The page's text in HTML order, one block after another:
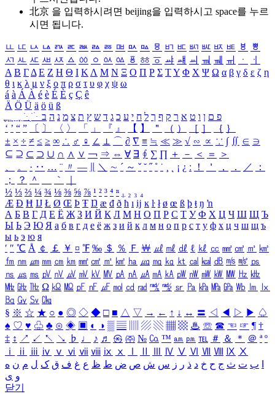
北京 을 입력하시려면 beijing을 입력하시고 space를 누르
시면 됩니다.
ㅥ ㅦ ㅧ ㅨ ㅩ ㅪ ㅫ ㅬ ㅭ ㅮ ㅯ ㅰ ㅱ ㅲ ㅳ ㅴ ㅵ ㅶ ㅷ ㅸ
ㅹ
ㅺ ㅻ ㅼ ㅽ ㅾ ㅿ ㆀ ㆁ ㆂ ㆃ ㆄ ㆅ ㆆ ㆇ ㆈ ㆉ ㆊ ㆋ ㆌ ㆍ
ㆎ
Α Β ΓΔ Ε Ζ Η Θ Ι ΚΛ Μ Ν Ξ Ο Π Ρ Σ ΤΥ Φ Χ Ψ Ω α β γ δ ε ζ η
θ ι κ λ μ ν ξ ο π ρ σ τ υ φ χ ψ ω
á à Á À é è É È ç Ç ê
Ä Ö Ü ä ö ü ß
ִֶֹ ֻּ ׁׂ פ ם ן ו ט א ר ק ף ך ל ח י ע כ ג ד ש ץ ת צ מ נ ה ב
‘ ’ “ ” 〔 〕 〈 〉 「 」 『 』 【 】 ＂ （ ） ［ ］ ｛ ｝
± × ÷ ≠ ≤ ≥ ∞ ∴ ♂ ♀ ∠ ⊥ ⌒ ∂ ∇ ≡ ≒ ≪ ≫ √ ∽ ∝ ∵ ∫ ∬ ∈ ∋
⊆ ⊇ ⊂ ⊃ ∪ ∩ ∧ ∨ ￢ ⇒ ⇔ ∀ ∃ ∮ ∑ ∏ ＋ － ＜ ＝
＞
、
。 · ‥ … ¨ 〃 ― ＼ ∼ ´ ～ ˇ ˘ ˝ ˚ ˙ ¸ ¡ ¿ ː ！ ＇ ， ． ／
：
；
？ ＾ ｀
½ ⅓ ⅔ ¼ ¾ ⅛ ⅜ ⅝ ⅞ ¹ ² ³ ⁴ ⁿ ₁ ₂ ₃ ₄
Æ Ð Ħ Ĳ Ł Ø Œ Þ Ŧ Ŋ æ đ ð ħ ı ĳ ĸ ŀ ł ø œ ß þ ŧ ŋ ŉ
А Б В Г Д Е Ё Ж З И Й К Л М Н О П Р С Т У Ф Х Ц Ч Ш Щ Ъ
Ы Ь Э Ю Я а б в г д е ё ж з и й к л м н о п р с т у ф х ц ч ш щ ъ
ы ь э ю я
′ ″ ℃ Å ￠ ￡ ￥ ¤ ℉ ‰ ＄ ％ Ｆ ￦ ㎕ ㎖ ㎗ ℓ ㎘ ㏄ ㎣ ㎤ ㎥ ㎦
㎙ ㎚ ㎛ ㎜ ㎝ ㎞ ㎟ ㎠ ㎡ ㎢ ㏊ ㎍ ㎎ ㎏ ㏏ ㎈ ㎉ ㏈ ㎧ ㎨ ㎰
㎱ ㎲ ㎳ ㎴ ㎵ ㎶ ㎷ ㎸ ㎹ ㎀ ㎁ ㎂ ㎃ ㎄ ㎺ ㎻ ㎽ ㎾ ㎿ ㎐ ㎑
㎒ ㎓ ㎔ Ω ㏀ ㏁ ㎊ ㎋ ㎌ ㏖ ㏅ ㎭ ㎮ ㎯ ㏛ ㎩ ㎪ ㎫ ㎬ ㏝ ㏐
㏓
㏃ ㏉ ㏜ ㏆
§ ※ ☆ ★ ○ ● ◎ ◇ ◆ □ ■ △ ▽ → ← ↑ ↓ ↔ 〓 ◁ ◀ ▷ ▶ ♤
♠ ♡ ♥ ♧ ♣ ⊙ ◈ ▣ ◐ ◑ ▒ ▤ ▨ ▧ ▦ ▩ ♨ ☏ ☎ ☜ ☞ ¶ †
‡ ↕ ↗ ↙ ↖ ↘ ♭ ♩ ♪ ♬ ㉿ ㈜ № ㏇ ™ ㏂ ㏘ ℡ ＃ ＆ ＊ ＠ ª º
ⅰ
ⅱ ⅲ ⅳ ⅴ ⅵ ⅶ ⅷ ⅸ ⅹ Ⅳ Ⅴ Ⅵ Ⅶ Ⅷ Ⅸ Ⅹ
ب ت ث ج ح خ د ذ ر ز س ش ص ض ط ظ ع غ ف ق ک ل م ن ه
و ی
닫기